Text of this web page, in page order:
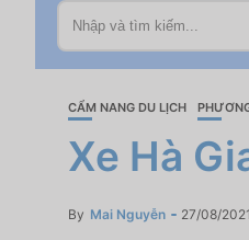
CẨM NANG DU LỊCH
Xe Hà
By Mai Nguyễn 27/08/2021